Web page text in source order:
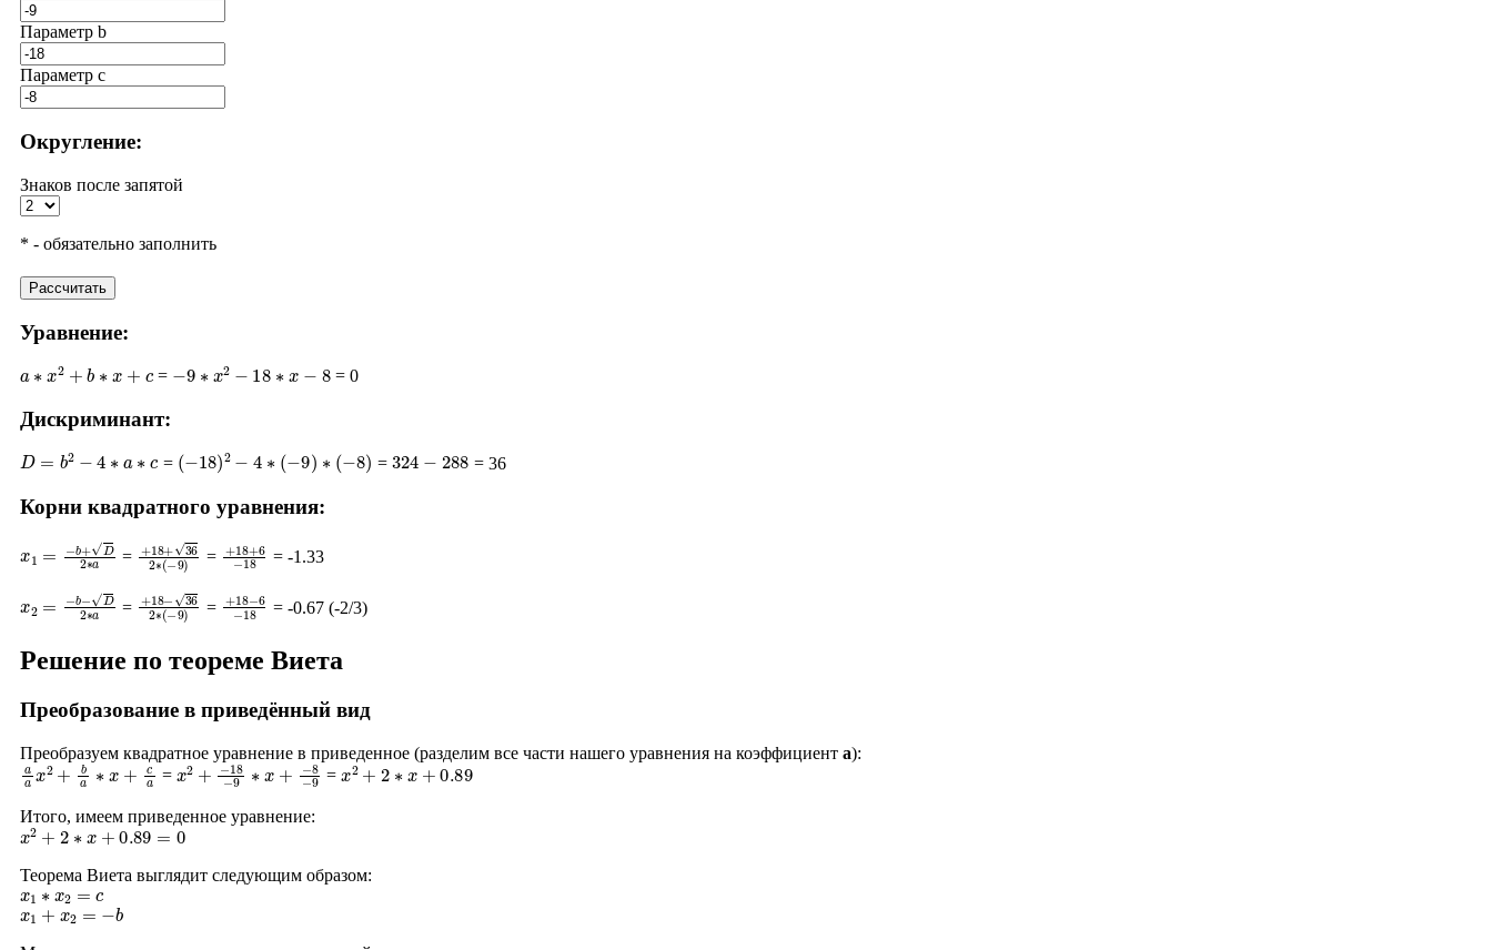
Параметр b
Параметр с
Округление:
Знаков после запятой
* - обязательно заполнить
Рассчитать
Уравнение:
2 b ∗ = 9∗ 2− 18 ∗ = 0
Дискриминант:
D= 2− a = (− 18)2 ∗ −9 )∗ 8 = 324 288 = 36
Корни квадратного уравнения:
+ D2∗ = + 18 +36 (−9 )
= + 18 +6 18
= -1.33
b−D2∗ = +18−36 (−9)
= +18−6 18
= -0.67 (-2/3)
Решение по теореме Виета
Преобразование в приведённый вид
Преобразуем квадратное уравнение в приведенное (разделим все части нашего уравнения на коэффициент a):
aax2+ba∗x+ca = x2+−18−9∗x+
−8−9 =x2+2∗x+0.89
Итого, имеем приведенное уравнение:
x2+2∗x+0.89=0
Теорема Виета выглядит следующим образом:
x1∗x2= c
x1 + x2 =− b